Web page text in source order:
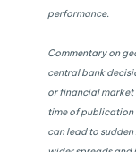
performance.
Commentary on
central bank
or financial market
time of publication
can lead to